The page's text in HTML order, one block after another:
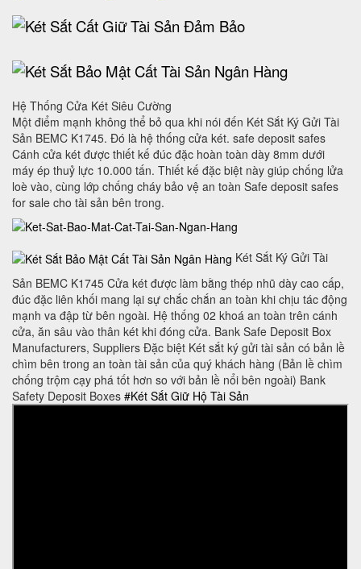
Hệ Thống Cửa Két Siêu Cường
Một điểm mạnh không thể bỏ qua khi nói đến Két Sắt Ký Gửi Tài
Sản BEMC K1745. Đó là hệ thống cửa két. safe deposit safes
Cánh cửa két được thiết kế đúc đặc hoàn toàn dày 8mm dưới
máy ép thuỷ lực 10.000 tấn. Thiết kế đặc biệt này giúp chống lửa
loè vào, cùng lớp chống cháy bảo vệ an toàn Safe deposit safes
for sale cho tài sản bên trong.
Két Sắt Ký Gửi Tài
Sản BEMC K1745 Cửa két được làm bằng thép nhũ dày cao cấp,
đúc đặc liên khối mang lại sự chắc chắn an toàn khi chịu tác động
mạnh va đập từ bên ngoài. Hệ thống 02 khoá an toàn trên cánh
cửa, ăn sâu vào thân két khi đóng cửa. Bank Safe Deposit Box
Manufacturers, Suppliers Đặc biệt Két sắt ký gửi tài sản có bản lề
chìm bên trong an toàn tài sản của quý khách hàng (Bản lề chìm
chống trộm cạy phá tốt hơn so với bản lề nổi bên ngoài) Bank
Safety Deposit Boxes #Két Sắt Giữ Hộ Tài Sản